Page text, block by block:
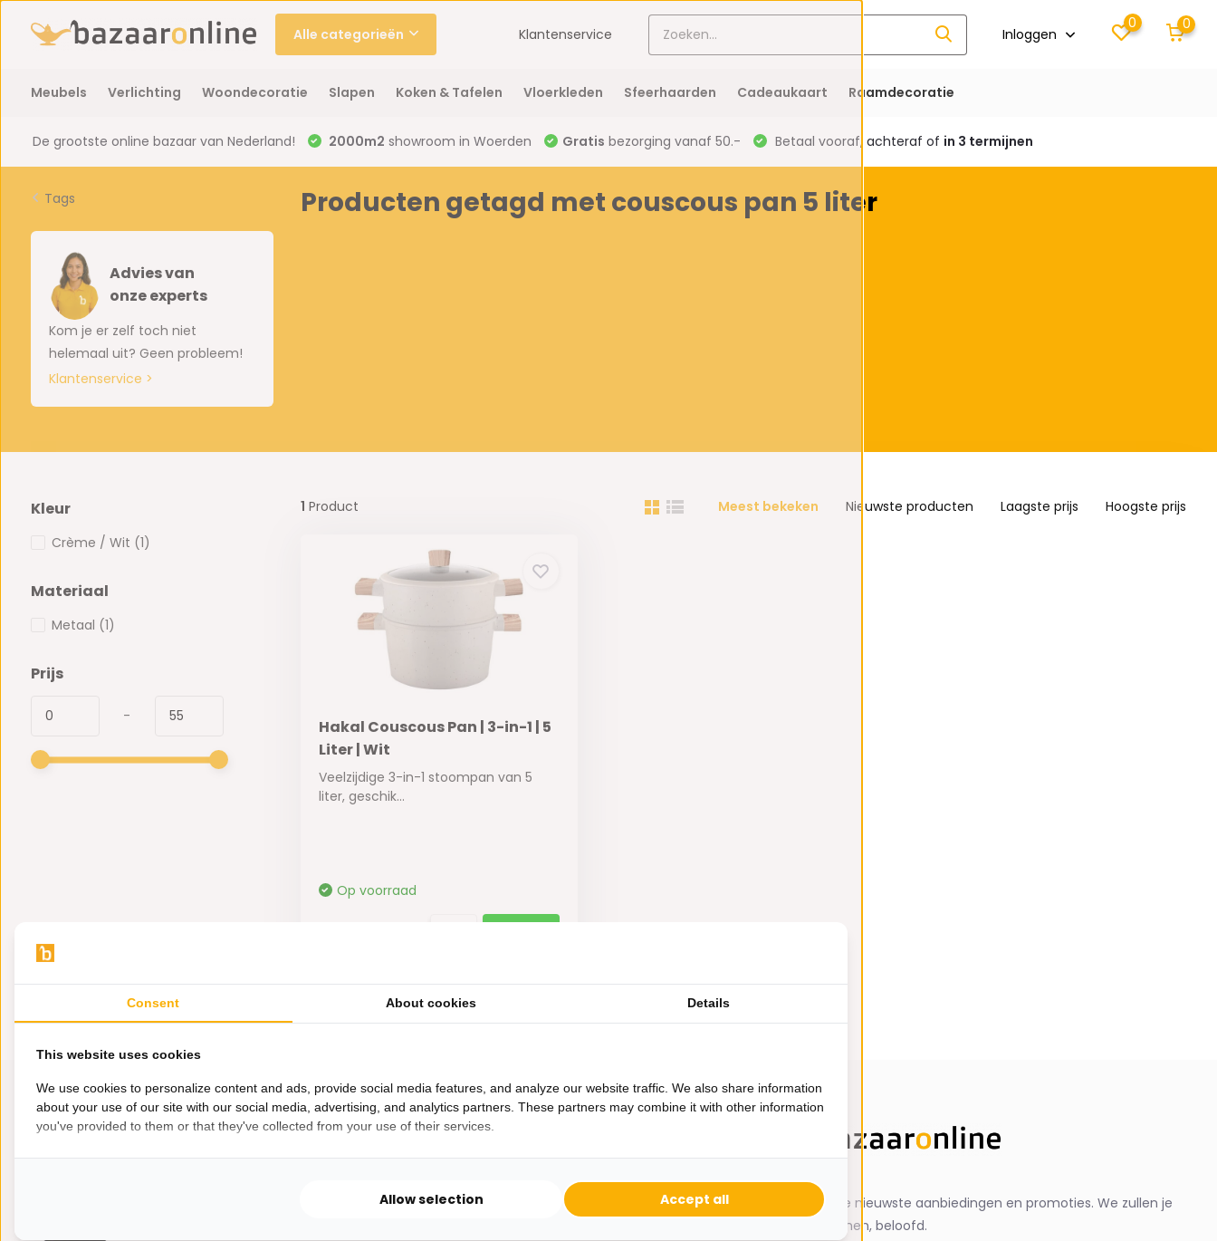
Alle categorieën Klantenservice Inloggen
0 0
Meubels Verlichting Woondecoratie Slapen Koken & Tafelen Vloerkleden Sfeerhaarden Cadeaukaart Raamdecoratie
De grootste online bazaar van Nederland! 2000m2 showroom in Woerden Gratis bezorging vanaf 50.- Betaal vooraf, achteraf of in 3 termijnen
Tags
Advies van
onze experts
Kom je er zelf toch niet
helemaal uit? Geen probleem!
Klantenservice >
Producten getagd met couscous pan 5 liter
Kleur
Crème / Wit (1)
Materiaal
Metaal (1)
Prijs
-
1 Product Meest bekeken Nieuwste producten Laagste prijs Hoogste prijs
Hakal Couscous Pan | 3-in-1 | 5
Liter | Wit
Veelzijdige 3-in-1 stoompan van 5
liter, geschik...
Op voorraad
Heb je een vraag?
Bereikbaar van ma - vr 10:00 tot 17:00
Ontvang de nieuwste aanbiedingen en promoties. We zullen je
niet spammen, beloofd.
Consent About cookies Details
This website uses cookies
We use cookies to personalize content and ads, provide social media features, and analyze our website traffic. We also share information
about your use of our site with our social media, advertising, and analytics partners. These partners may combine it with other information
you've provided to them or that they've collected from your use of their services.
Allow selection Accept all